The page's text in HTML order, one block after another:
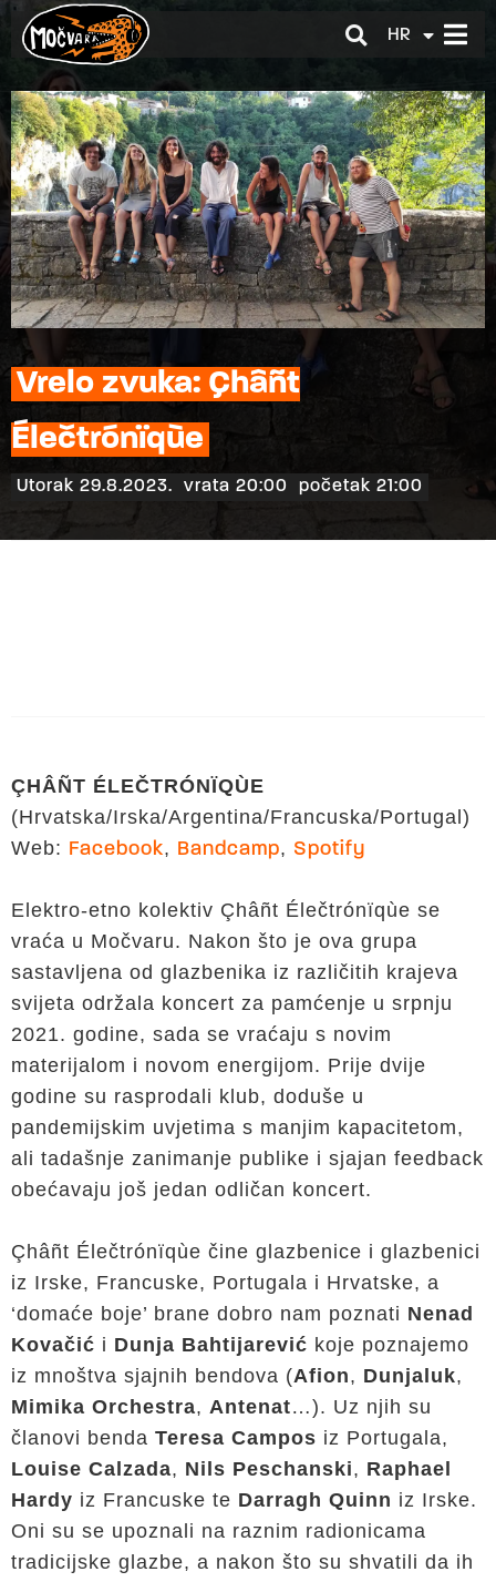
HR
EN
Vrelo zvuka: Çhâñt
Élečtrónïqùe
Utorak 29.8.2023. vrata 20:00 početak 21:00
ÇHÂÑT ÉLEČTRÓNÏQÙE
(Hrvatska/Irska/Argentina/Francuska/Portugal)
Web: Facebook, Bandcamp, Spotify
Elektro-etno kolektiv Çhâñt Élečtrónïqùe se
vraća u Močvaru. Nakon što je ova grupa
sastavljena od glazbenika iz različitih krajeva
svijeta održala koncert za pamćenje u srpnju
2021. godine, sada se vraćaju s novim
materijalom i novom energijom. Prije dvije
godine su rasprodali klub, doduše u
pandemijskim uvjetima s manjim kapacitetom,
ali tadašnje zanimanje publike i sjajan feedback
obećavaju još jedan odličan koncert.
Çhâñt Élečtrónïqùe čine glazbenice i glazbenici
iz Irske, Francuske, Portugala i Hrvatske, a
‘domaće boje’ brane dobro nam poznati Nenad
Kovačić i Dunja Bahtijarević koje poznajemo
iz mnoštva sjajnih bendova (Afion, Dunjaluk,
Mimika Orchestra, Antenat…). Uz njih su
članovi benda Teresa Campos iz Portugala,
Louise Calzada, Nils Peschanski, Raphael
Hardy iz Francuske te Darragh Quinn iz Irske.
Oni su se upoznali na raznim radionicama
tradicijske glazbe, a nakon što su shvatili da ih